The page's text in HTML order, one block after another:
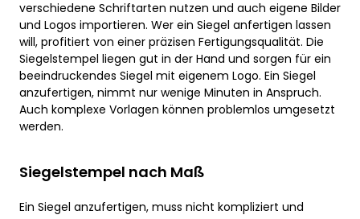
verschiedene Schriftarten nutzen und auch eigene Bilder
und Logos importieren. Wer ein Siegel anfertigen lassen
will, profitiert von einer präzisen Fertigungsqualität. Die
Siegelstempel liegen gut in der Hand und sorgen für ein
beeindruckendes Siegel mit eigenem Logo. Ein Siegel
anzufertigen, nimmt nur wenige Minuten in Anspruch.
Auch komplexe Vorlagen können problemlos umgesetzt
werden.
Siegelstempel nach Maß
Ein Siegel anzufertigen, muss nicht kompliziert und